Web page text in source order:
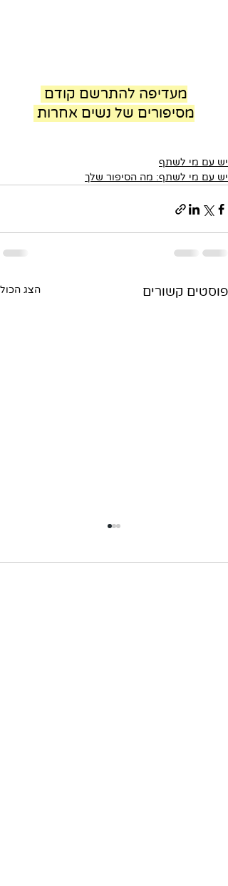
מעדיפה להתרשם קודם
מסיפורים של נשים אחרות
יש עם מי לשתף
יש עם מי לשתף: מה הסיפור שלך
פוסטים קשורים הצג הכול